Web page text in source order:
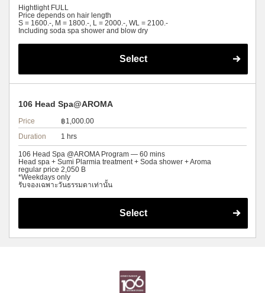
Hightlight FULL
Price depends on hair length
S = 1600.-, M = 1800.-, L = 2000.-, WL = 2100.-
Including soda spa shower and blow dry
Select
106 Head Spa@AROMA
Price
฿1,000.00
Duration
1 hrs
106 Head Spa @AROMA Program — 60 mins
Head spa + Sumi Plarmia treatment + Soda shower + Aroma
regular price 2,050 B
*Weekdays only
รับจองเฉพาะวันธรรมดาเท่านั้น
Select